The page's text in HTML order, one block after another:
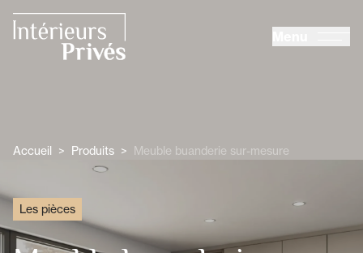
Accueil > Produits > Meuble buanderie sur-mesure
Les pièces